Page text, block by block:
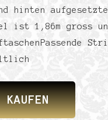
hinten
ist 1,86m gross
KAUFEN